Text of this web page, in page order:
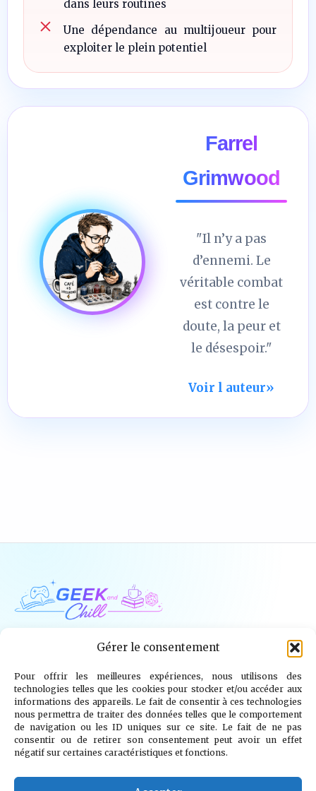
Gérer le consentement
Pour offrir les meilleures expériences, nous utilisons des
technologies telles que les cookies pour stocker et/ou accéder aux
informations des appareils. Le fait de consentir à ces technologies
nous permettra de traiter des données telles que le comportement
de navigation ou les ID uniques sur ce site. Le fait de ne pas
consentir ou de retirer son consentement peut avoir un effet
négatif sur certaines caractéristiques et fonctions.
dans leurs routines
Une dépendance au multijoueur pour
exploiter le plein potentiel
Farrel
Grimwood
"Il n’y a pas
d’ennemi. Le
véritable combat
est contre le
doute, la peur et
le désespoir."
Voir l auteur»
Jeux Vidéo Tech Tabletop Livres
Mangas / BD TV Goodies Kids
Wargames